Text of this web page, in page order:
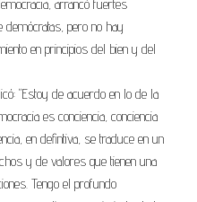
arrancó fuertes
demócratas, pero no hay
en principios del bien y del
"Estoy de acuerdo en lo de la
es conciencia, conciencia
en defintiva, se traduce en un
y de valores que tienen una
Tengo el profundo